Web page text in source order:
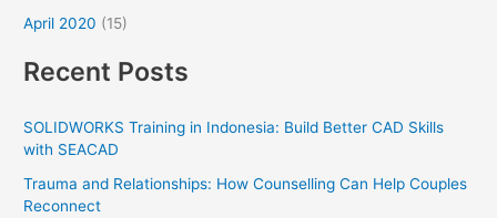
April 2020 (15)
Recent Posts
SOLIDWORKS Training in Indonesia: Build Better CAD Skills
with SEACAD
Trauma and Relationships: How Counselling Can Help Couples
Reconnect